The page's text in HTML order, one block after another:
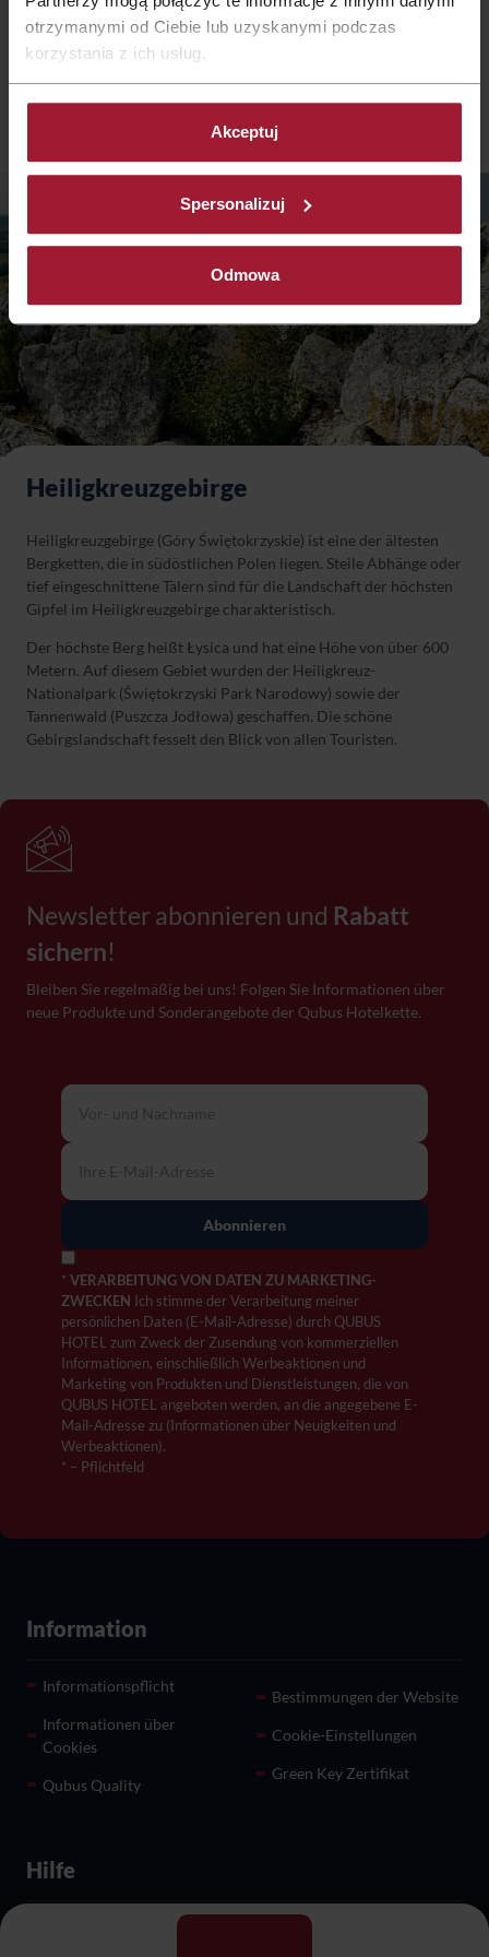
otrzymanymi od Ciebie lub uzyskanymi podczas
korzystania z ich usług.
Akceptuj
Spersonalizuj
Odmowa
Besucher können ein gutes Dutzend Ausstellungen sehen, u.a.
Puppen aus der gan zen Welt, historisches und volkstümliches
Spielzeug, Modelle von Fahrzeugen sowie elektrische
Modellbahn.
Heiligkreuzgebirge
Heiligkreuzgebirge (Góry Świętokrzyskie) ist eine der ältesten
Bergketten, die in südöstlichen Polen liegen. Steile Abhänge oder
tief eingeschnittene Tälern sind für die Landschaft der höchsten
Gipfel im Heiligkreuzgebirge charakteristisch.
Der höchste Berg heißt Łysica und hat eine Höhe von über 600
Metern. Auf diesem Gebiet wurden der Heiligkreuz-
Nationalpark (Świętokrzyski Park Narodowy) sowie der
Tannenwald (Puszcza Jodłowa) geschaffen. Die schöne
Gebirgslandschaft fesselt den Blick von allen Touristen.
Newsletter abonnieren und Rabatt
sichern!
Bleiben Sie regelmäßig bei uns! Folgen Sie Informationen über
neue Produkte und Sonderangebote der Qubus Hotelkette.
* VERARBEITUNG VON DATEN ZU MARKETING-
ZWECKEN Ich stimme der Verarbeitung meiner
persönlichen Daten (E-Mail-Adresse) durch QUBUS
HOTEL zum Zweck der Zusendung von kommerziellen
Informationen, einschließlich Werbeaktionen und
Marketing von Produkten und Dienstleistungen, die von
QUBUS HOTEL angeboten werden, an die angegebene E-
Mail-Adresse zu (Informationen über Neuigkeiten und
Werbeaktionen).
* – Pflichtfeld
Information
Informationspflicht
Informationen über
Cookies
Qubus Quality
Bestimmungen der Website
Cookie-Einstellungen
Green Key Zertifikat
Hilfe
Empfänge und besondere